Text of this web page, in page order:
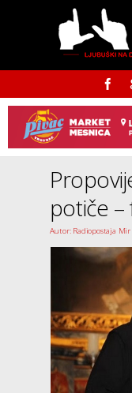
potiče
Autor: Radiopostaja